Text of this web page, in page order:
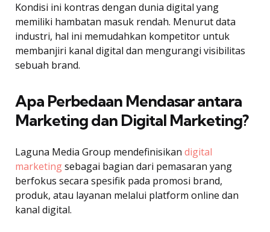
Kondisi ini kontras dengan dunia digital yang
memiliki hambatan masuk rendah. Menurut data
industri, hal ini memudahkan kompetitor untuk
membanjiri kanal digital dan mengurangi visibilitas
sebuah brand.
Apa Perbedaan Mendasar antara
Marketing dan Digital Marketing?
Laguna Media Group mendefinisikan digital
marketingsebagai bagian dari pemasaran yang
berfokus secara spesifik pada promosi brand,
produk, atau layanan melalui platform online dan
kanal digital.